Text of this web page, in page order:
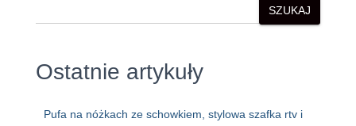
SZUKAJ
Ostatnie artykuły
Pufa na nóżkach ze schowkiem, stylowa szafka rtv i